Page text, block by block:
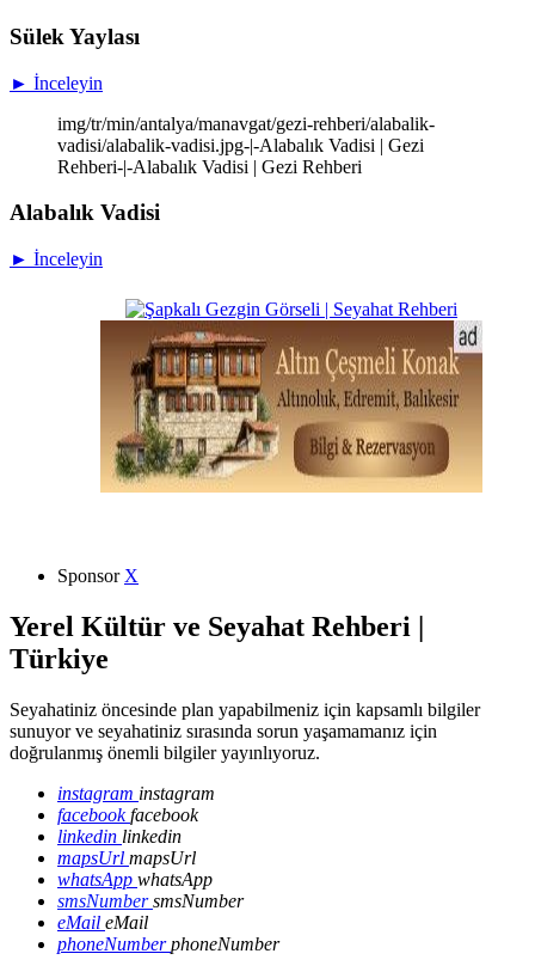
Sülek Yaylası
► İnceleyin
img/tr/min/antalya/manavgat/gezi-rehberi/alabalik-
vadisi/alabalik-vadisi.jpg-|-Alabalık Vadisi | Gezi
Rehberi-|-Alabalık Vadisi | Gezi Rehberi
Alabalık Vadisi
► İnceleyin
Sponsor X
Yerel Kültür ve Seyahat Rehberi |
Türkiye
Seyahatiniz öncesinde plan yapabilmeniz için kapsamlı bilgiler
sunuyor ve seyahatiniz sırasında sorun yaşamamanız için
doğrulanmış önemli bilgiler yayınlıyoruz.
instagram instagram
facebookfacebook
linkedin linkedin
mapsUrl mapsUrl
whatsApp whatsApp
smsNumbersmsNumber
eMail eMail
phoneNumberphoneNumber